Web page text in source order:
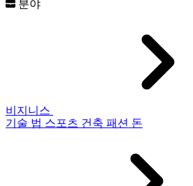
비지니스
기술 법 스포츠 건축 패션 돈